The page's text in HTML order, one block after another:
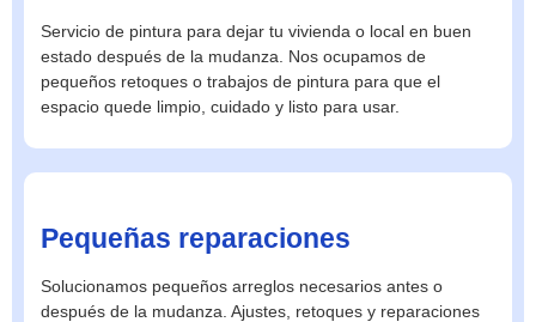
Servicio de pintura para dejar tu vivienda o local en buen
estado después de la mudanza. Nos ocupamos de
pequeños retoques o trabajos de pintura para que el
espacio quede limpio, cuidado y listo para usar.
Pequeñas reparaciones
Solucionamos pequeños arreglos necesarios antes o
después de la mudanza. Ajustes, retoques y reparaciones